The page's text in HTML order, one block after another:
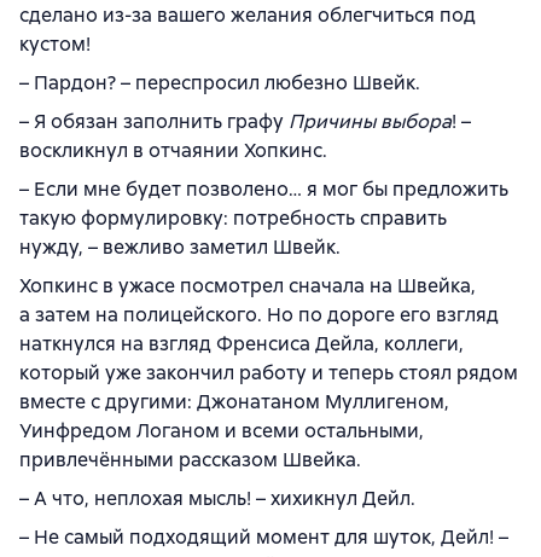
сделано из-за вашего желания облегчиться под
кустом!
– Пардон? – переспросил любезно Швейк.
– Я обязан заполнить графу Причины выбора! –
воскликнул в отчаянии Хопкинс.
– Если мне будет позволено… я мог бы предложить
такую формулировку: потребность справить
нужду, – вежливо заметил Швейк.
Хопкинс в ужасе посмотрел сначала на Швейка,
а затем на полицейского. Но по дороге его взгляд
наткнулся на взгляд Френсиса Дейла, коллеги,
который уже закончил работу и теперь стоял рядом
вместе с другими: Джонатаном Муллигеном,
Уинфредом Логаном и всеми остальными,
привлечёнными рассказом Швейка.
– А что, неплохая мысль! – хихикнул Дейл.
– Не самый подходящий момент для шуток, Дейл! –